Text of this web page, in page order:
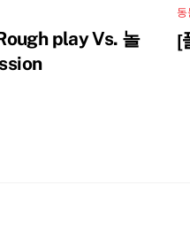
play Vs. 놀
동